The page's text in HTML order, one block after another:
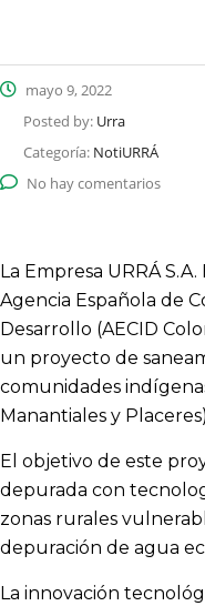
mayo 9, 2022
Posted by: Urra
Categoría: NotiURRÁ
No hay comentarios
La Empresa URRÁ
Agencia Española de
Desarrollo (AECID
un proyecto de
comunidades
Manantiales y
El objetivo de este
depurada con
zonas rurales
depuración de agua
La innovación